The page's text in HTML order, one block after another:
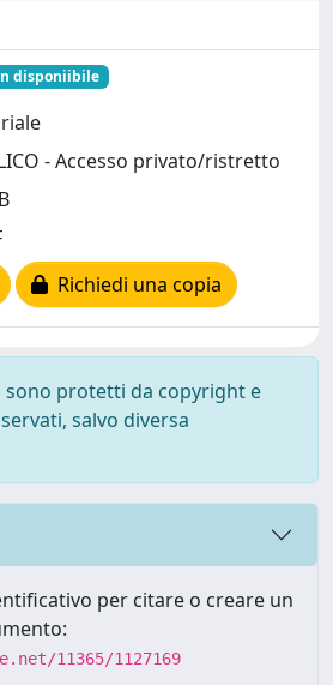
disponiibile
- Accesso privato/ristretto
Richiedi una copia
sono protetti da copyright e
salvo diversa
per citare o creare un
11365/1127169